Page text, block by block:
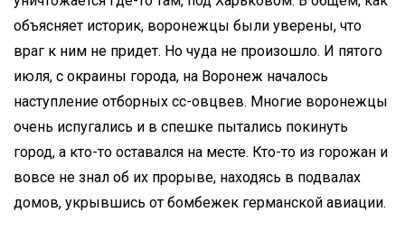
объясняет историк, воронежцы были уверены, что
враг к ним не придет. Но чуда не произошло. И пятого
июля, с окраины города, на Воронеж началось
наступление отборных сс-овцвев. Многие воронежцы
очень испугались и в спешке пытались покинуть
город, а кто-то оставался на месте. Кто-то из горожан и
вовсе не знал об их прорыве, находясь в подвалах
домов, укрывшись от бомбежек германской авиации.